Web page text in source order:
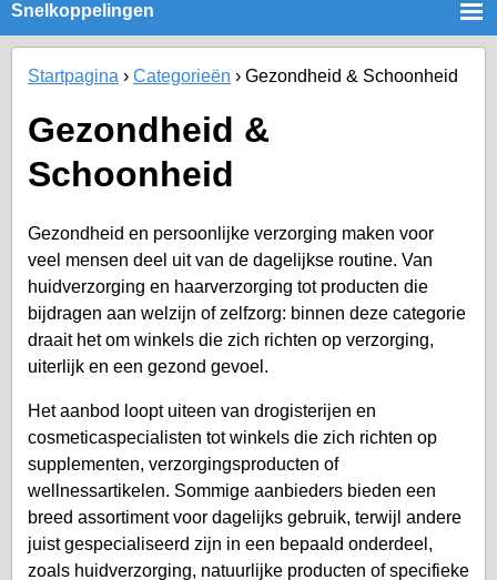
Snelkoppelingen
Startpagina Categorieën Gezondheid & Schoonheid
Gezondheid &
Schoonheid
Gezondheid en persoonlijke verzorging maken voor
veel mensen deel uit van de dagelijkse routine. Van
huidverzorging en haarverzorging tot producten die
bijdragen aan welzijn of zelfzorg: binnen deze categorie
draait het om winkels die zich richten op verzorging,
uiterlijk en een gezond gevoel.
Het aanbod loopt uiteen van drogisterijen en
cosmeticaspecialisten tot winkels die zich richten op
supplementen, verzorgingsproducten of
wellnessartikelen. Sommige aanbieders bieden een
breed assortiment voor dagelijks gebruik, terwijl andere
juist gespecialiseerd zijn in een bepaald onderdeel,
zoals huidverzorging, natuurlijke producten of specifieke